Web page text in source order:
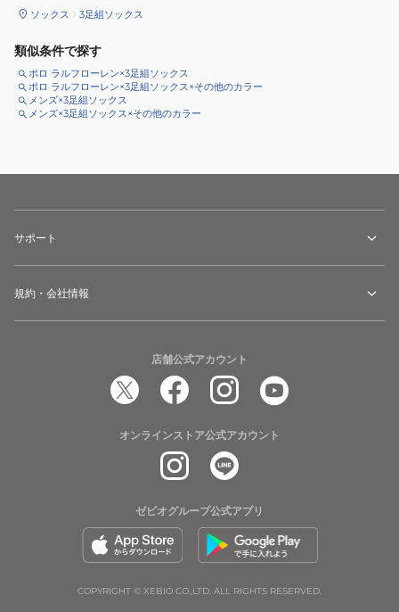
ソックス 3足組ソックス
類似条件で探す
ポロ ラルフローレン×3足組ソックス
ポロ ラルフローレン×3足組ソックス×その他のカラー
メンズ×3足組ソックス
メンズ×3足組ソックス×その他のカラー
サポート
規約・会社情報
店舗公式アカウント
オンラインストア公式アカウント
ゼビオグループ公式アプリ
COPYRIGHT © XEBIO CO.,LTD. ALL RIGHTS RESERVED.